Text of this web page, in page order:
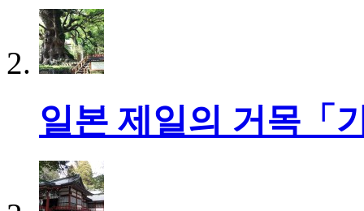
일본 제일의 거목「